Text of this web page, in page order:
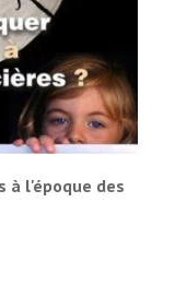
à l'époque des